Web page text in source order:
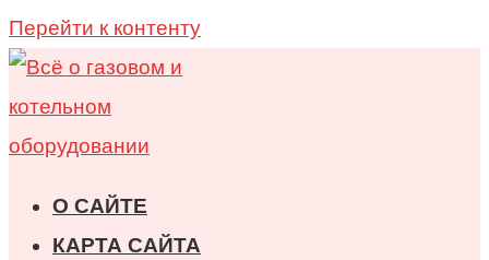
Перейти к контенту
О САЙТЕ
КАРТА САЙТА